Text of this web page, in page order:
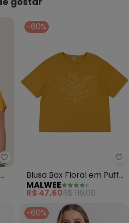
Secret Glam - Blusa Manga
-60%
Blusa Box Floral em Puff
Plus(Amarelo Mostarda)
MALWEE
R$ 47,60R$ 119,00
-60%